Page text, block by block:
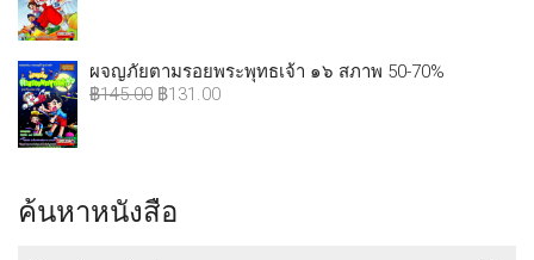
ผจญภัยตามรอยพระพุทธเจ้า ๑๖ สภาพ 50-70%
฿145.00 ฿131.00
ค้นหาหนังสือ